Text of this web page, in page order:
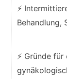
⚡
Behandlung,
⚡ Gründe